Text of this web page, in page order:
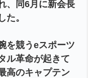
、同6月に新会長
た。
を競うeスポーツ
ル革命が起きて
高のキャプテン